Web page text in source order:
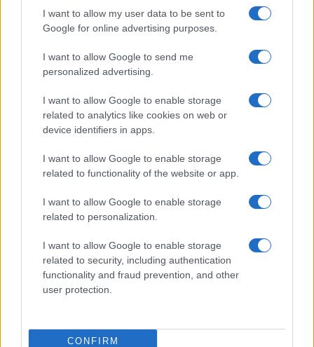
I want to allow my user data to be sent to
Google for online advertising purposes.
I want to allow Google to send me
personalized advertising.
I want to allow Google to enable storage
related to analytics like cookies on web or
device identifiers in apps.
I want to allow Google to enable storage
related to functionality of the website or app.
I want to allow Google to enable storage
related to personalization.
I want to allow Google to enable storage
related to security, including authentication
functionality and fraud prevention, and other
user protection.
CONFIRM
Incidente sulla provinciale 125, paura tra Olbia e
Arzachena
Incidente sulla strada provinciale ad Arzachena,
un ferito
Sangue, musica e solidarietà con Avis Olbia al
Delta Center
Meteo Olbia 9 agosto, temperature in calo
Salmo finisce in ospedale a Catania, ma il tour
va avanti: “Sicilia, ci sono”